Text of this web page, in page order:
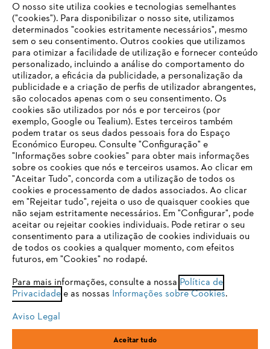
Opções de pagamento
Empresa
FAQs Loja Online
Contacto
Condições gerais de venda Proteção de Dados
Sobre nós
O SEU NAVEGADOR NÃO SUPORTA
ESTE WEBSITE
Está utilizar um navegador que ainda não suportamos. Para
obter o melhor uso de nosso site, recomendamos que altere
para um dos seguintes navegadores:
firefox chrome
safari edge
O nosso site utiliza cookies e tecnologias semelhantes
("cookies"). Para disponibilizar o nosso site, utilizamos
determinados "cookies estritamente necessários", mesmo
sem o seu consentimento. Outros cookies que utilizamos
para otimizar a facilidade de utilização e fornecer conteúdo
personalizado, incluindo a análise do comportamento do
utilizador, a eficácia da publicidade, a personalização da
publicidade e a criação de perfis de utilizador abrangentes,
são colocados apenas com o seu consentimento. Os
cookies são utilizados por nós e por terceiros (por
exemplo, Google ou Tealium). Estes terceiros também
podem tratar os seus dados pessoais fora do Espaço
Económico Europeu. Consulte "Configuração" e
"Informações sobre cookies" para obter mais informações
sobre os cookies que nós e terceiros usamos. Ao clicar em
"Aceitar Tudo", concorda com a utilização de todos os
cookies e processamento de dados associados. Ao clicar
em "Rejeitar tudo", rejeita o uso de quaisquer cookies que
não sejam estritamente necessários. Em "Configurar", pode
aceitar ou rejeitar cookies individuais. Pode retirar o seu
consentimento para a utilização de cookies individuais ou
de todos os cookies a qualquer momento, com efeitos
futuros, em "Cookies" no rodapé.
Para mais informações, consulte a nossa Política de
Privacidadee as nossas Informações sobre Cookies.
Aviso Legal
Aceitar tudo